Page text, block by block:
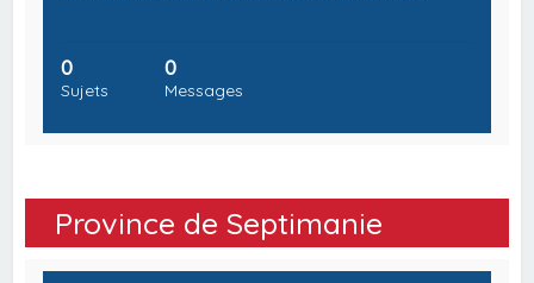
0
Sujets
0
Messages
Province de Septimanie